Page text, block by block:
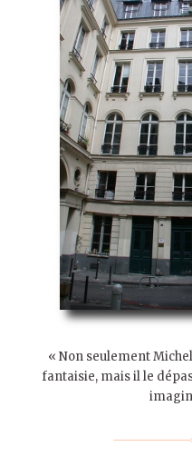
« Non seulement
fantaisie, mais il le